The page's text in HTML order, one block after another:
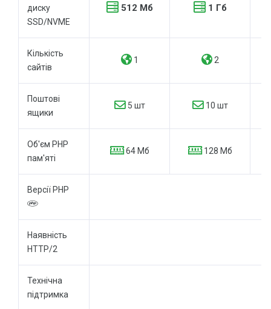
диску
SSD/NVME
512 Мб 1 Гб
Кількість
сайтів
1 2
Поштові
ящики
5 шт 10 шт
Об'єм PHP
пам'яті
64 Мб 128 Мб
Версії PHP
Наявність
HTTP/2
Технічна
підтримка